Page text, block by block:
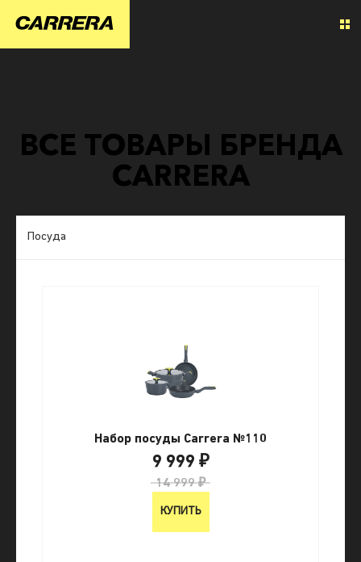
ВСЕ ТОВАРЫ БРЕНДА
CARRERA
Посуда
Набор посуды Carrera №110
9 999 ₽
14 999 ₽
КУПИТЬ